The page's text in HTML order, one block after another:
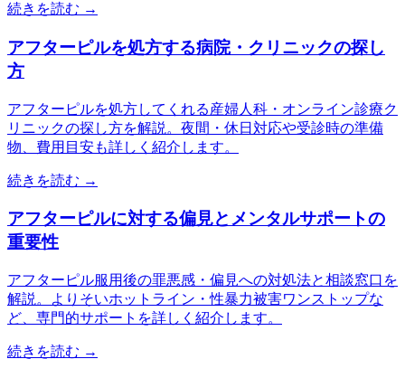
続きを読む →
アフターピルを処方する病院・クリニックの探し
方
アフターピルを処方してくれる産婦人科・オンライン診療ク
リニックの探し方を解説。夜間・休日対応や受診時の準備
物、費用目安も詳しく紹介します。
続きを読む →
アフターピルに対する偏見とメンタルサポートの
重要性
アフターピル服用後の罪悪感・偏見への対処法と相談窓口を
解説。よりそいホットライン・性暴力被害ワンストップな
ど、専門的サポートを詳しく紹介します。
続きを読む →